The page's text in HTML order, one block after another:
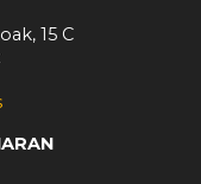
15 C